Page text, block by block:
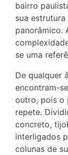
bairro
sua
panorâmico.
se uma
De qualquer
encontram-
outro, pois o
repete.
concreto,
interligados
colunas de